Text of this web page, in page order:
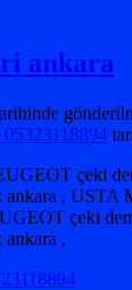
ankara
çeki
ankara ,
çeki
ankara ,